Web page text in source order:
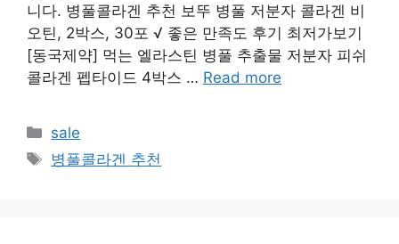
니다. 병풀콜라겐 추천 보뚜 병풀 저분자 콜라겐 비
오틴, 2박스, 30포 √ 좋은 만족도 후기 최저가보기
[동국제약] 먹는 엘라스틴 병풀 추출물 저분자 피쉬
콜라겐 펩타이드 4박스 … Read more
Categories
sale
Tags
병풀콜라겐 추천